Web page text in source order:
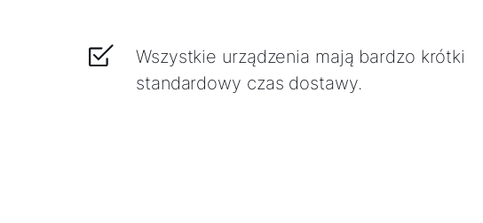
Wszystkie urządzenia mają bardzo krótki
standardowy czas dostawy.